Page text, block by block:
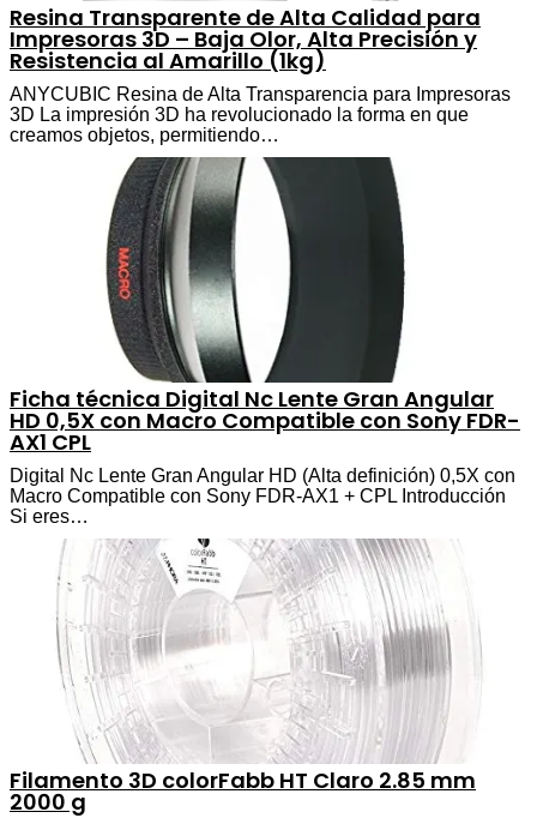
Resina Transparente de Alta Calidad para
Impresoras 3D – Baja Olor, Alta Precisión y
Resistencia al Amarillo (1kg)
ANYCUBIC Resina de Alta Transparencia para Impresoras
3D La impresión 3D ha revolucionado la forma en que
creamos objetos, permitiendo…
Ficha técnica Digital Nc Lente Gran Angular
HD 0,5X con Macro Compatible con Sony FDR-
AX1 CPL
Digital Nc Lente Gran Angular HD (Alta definición) 0,5X con
Macro Compatible con Sony FDR-AX1 + CPL Introducción
Si eres…
Filamento 3D colorFabb HT Claro 2.85 mm
2000 g